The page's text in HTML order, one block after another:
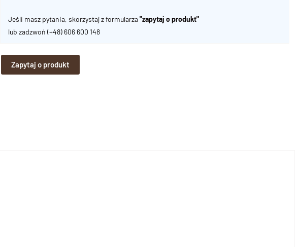
Jeśli masz pytania, skorzystaj z formularza"zapytaj o produkt"
lub zadzwoń(+48) 606 600 148
Zapytaj o produkt